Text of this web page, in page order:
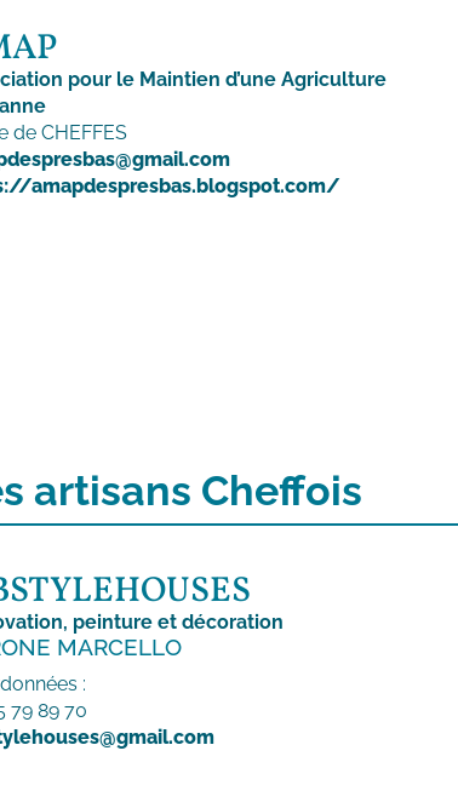
pour le Maintien d’une Agriculture
de CHEFFES
amapdespresbas.blogspot.com/
artisans Cheffois
peinture et décoration
MARCELLO
:
79 89 70